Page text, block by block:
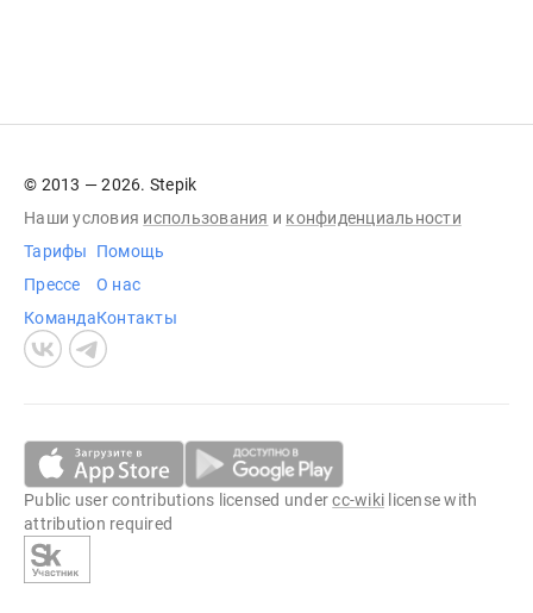
© 2013 — 2026. Stepik
Наши условия использования и конфиденциальности
Тарифы
Прессе
Команда
Помощь
О нас
Контакты
Public user contributions licensed undercc-wiki license with
attribution required